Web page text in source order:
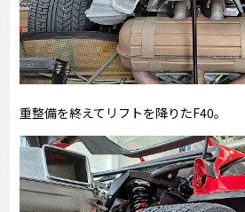
重整備を終えてリフトを降りたF40。